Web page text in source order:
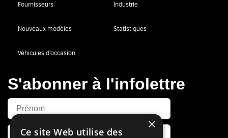
Fournisseurs Industrie
Nouveaux modèles Statistiques
Véhicules d’occasion
S'abonner à l'infolettre
×
Ce site Web utilise des